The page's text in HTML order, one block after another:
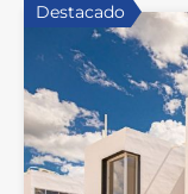
Destacado